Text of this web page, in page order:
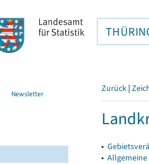
Newsletter Zurück |
▸
▸